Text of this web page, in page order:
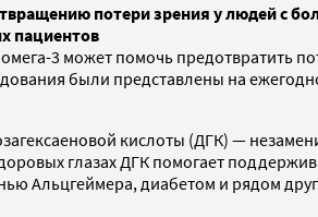
потери зрения у людей с
пациентов
3 может помочь предотвратить
были представлены на
кислоты (ДГК) —
глазах ДГК помогает
Альцгеймера, диабетом и рядом